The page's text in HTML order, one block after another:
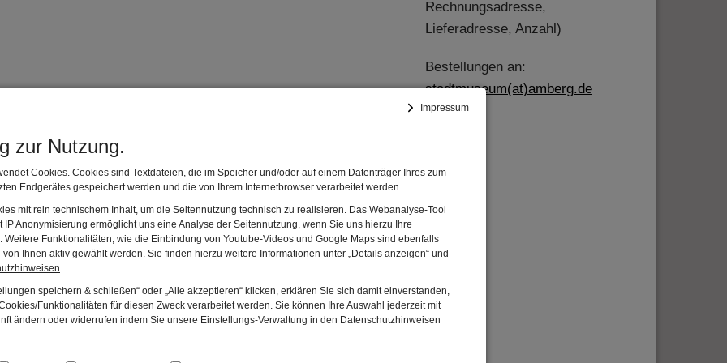
Impressum
zur Nutzung.
Cookies. Cookies sind Textdateien, die im Speicher und/oder auf einem Datenträger Ihres zum
Endgerätes gespeichert werden und die von Ihrem Internetbrowser verarbeitet werden.
mit rein technischem Inhalt, um die Seitennutzung technisch zu realisieren. Das Webanalyse-Tool
IP Anonymisierung ermöglicht uns eine Analyse der Seitennutzung, wenn Sie uns hierzu Ihre
Weitere Funktionalitäten, wie die Einbindung von Youtube-Videos und Google Maps sind ebenfalls
Ihnen aktiv gewählt werden. Sie finden hierzu weitere Informationen unter „Details anzeigen“ und
speichern & schließen“ oder „Alle akzeptieren“ klicken, erklären Sie sich damit einverstanden,
Funktionalitäten für diesen Zweck verarbeitet werden. Sie können Ihre Auswahl jederzeit mit
ändern oder widerrufen indem Sie unsere Einstellungs-Verwaltung in den Datenschutzhinweisen
genaue Information zu den einzelnen Abteilungen geben.
und Beschreibung der ausgestellten Objekte.
,
73 Seiten, 4,50 €
zu Omas Zeiten
Rechnungsadresse,
Lieferadresse, Anzahl)
Bestellungen an:
stadtmuseum(at)amberg.de